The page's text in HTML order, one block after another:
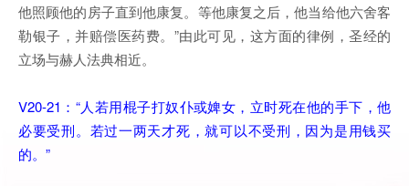
他照顾他的房子直到他康复。等他康复之后，他当给他六舍客
勒银子，并赔偿医药费。”由此可见，这方面的律例，圣经的
立场与赫人法典相近。
V20-21：“人若用棍子打奴仆或婢女，立时死在他的手下，他
必要受刑。若过一两天才死，就可以不受刑，因为是用钱买
的。”